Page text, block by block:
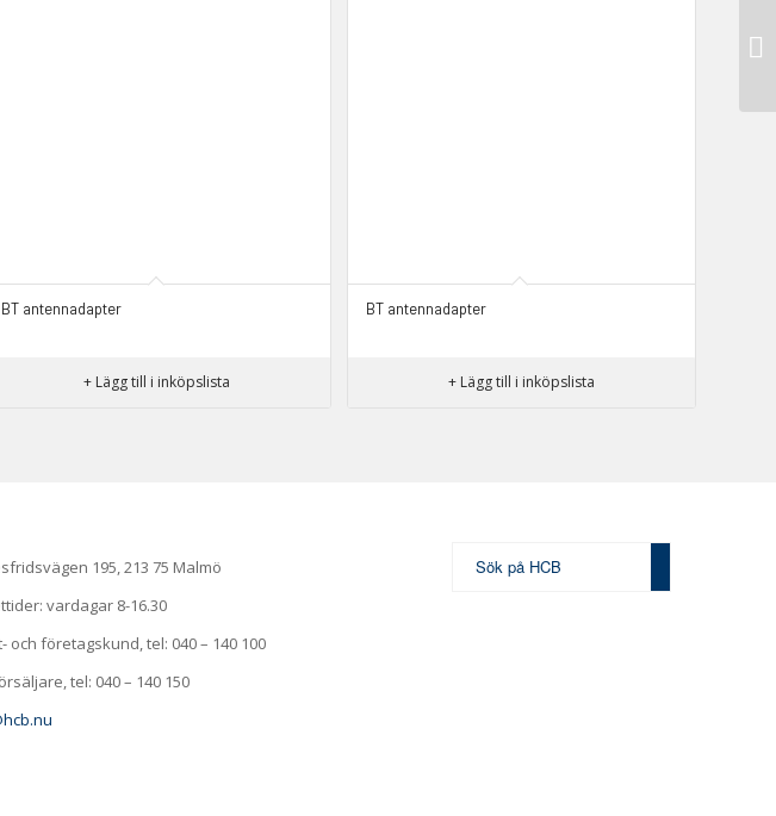
BT antennadapter
+ Lägg till i inköpslista
BT antennadapter
+ Lägg till i inköpslista
195, 213 75 Malmö
vardagar 8-16.30
och företagskund, tel: 040 – 140 100
tel: 040 – 140 150